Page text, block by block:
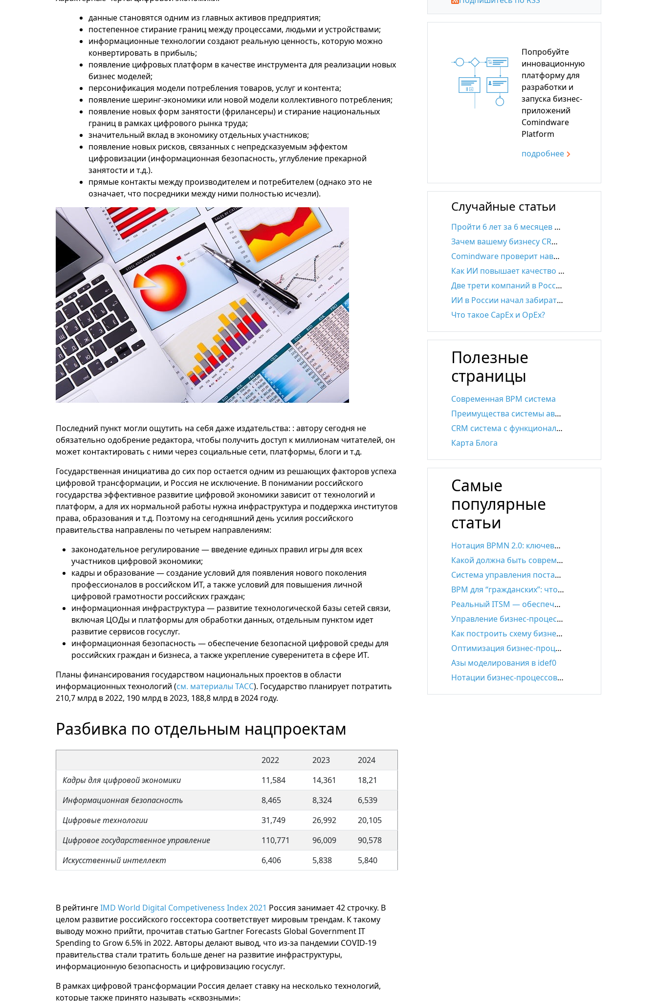
данные становятся одним из главных активов предприятия;
постепенное стирание границ между процессами, людьми и устройствами;
информационные технологии создают реальную ценность, которую можно
конвертировать в прибыль;
появление цифровых платформ в качестве инструмента для реализации новых
бизнес моделей;
персонификация модели потребления товаров, услуг и контента;
появление шеринг-экономики или новой модели коллективного потребления;
появление новых форм занятости (фрилансеры) и стирание национальных
границ в рамках цифрового рынка труда;
значительный вклад в экономику отдельных участников;
появление новых рисков, связанных с непредсказуемым эффектом
цифровизации (информационная безопасность, углубление прекарной
занятости и т.д.).
прямые контакты между производителем и потребителем (однако это не
означает, что посредники между ними полностью исчезли).
Последний пункт могли ощутить на себя даже издательства: : автору сегодня не
обязательно одобрение редактора, чтобы получить доступ к миллионам читателей, он
может контактировать с ними через социальные сети, платформы, блоги и т.д.
Государственная инициатива до сих пор остается одним из решающих факторов успеха
цифровой трансформации, и Россия не исключение. В понимании российского
государства эффективное развитие цифровой экономики зависит от технологий и
платформ, а для их нормальной работы нужна инфраструктура и поддержка институтов
права, образования и т.д. Поэтому на сегодняшний день усилия российского
правительства направлены по четырем направлениям:
законодательное регулирование— введение единых правил игры для всех
участников цифровой экономики;
кадры и образование— создание условий для появления нового поколения
профессионалов в российском ИТ, а также условий для повышения личной
цифровой грамотности российских граждан;
информационная инфраструктура — развитие технологической базы сетей связи,
включая ЦОДы и платформы для обработки данных, отдельным пунктом идет
развитие сервисов госуслуг.
информационная безопасность — обеспечение безопасной цифровой среды для
российских граждан и бизнеса, а также укрепление суверенитета в сфере ИТ.
Планы финансирования государством национальных проектов в области
информационных технологий (см. материалы ТАСС). Государство планирует потратить
210,7 млрд в 2022, 190 млрд в 2023, 188,8 млрд в 2024 году.
Разбивка по отдельным нацпроектам
2022 2023
2024
Кадры для цифровой экономики
11,584 14,361
18,21
Информационная безопасность
8,465 8,324
6,539
Цифровые технологии
31,749 26,992
20,105
Цифровое государственное управление
110,771 96,009
90,578
Искусственный интеллект
6,406 5,838 5,840
В рейтингеIMD World Digital Competiveness Index 2021 Россия занимает 42 строчку. В
целом развитие российского госсектора соответствует мировым трендам. К такому
выводу можно прийти, прочитав статью Gartner Forecasts Global Government IT
Spending to Grow 6.5% in 2022. Авторы делают вывод, что из-за пандемии COVID-19
правительства стали тратить больше денег на развитие инфраструктуры,
информационную безопасность и цифровизацию госуслуг.
В рамках цифровой трансформации Россия делает ставку на несколько технологий,
которые также принято называть «сквозными»:
Попробуйте
инновационную
платформу для
разработки и
запуска бизнес-
приложений
Comindware
Platform
подробнee
Случайные статьи
Пройти 6 лет за 6 месяцев и сэкономить миллионы. Эксперт о потенциале платформы Comindware
Зачем вашему бизнесу CRM-система
Comindware проверит навыки будущих разработчиков Сбера и других крупных компаний
Как ИИ повышает качество продаж и превращает CRM в цифрового РОПа
Две трети компаний в России назвали дефицит кадров главным барьером для внедрения ИИ
ИИ в России начал забирать у сотрудников работу, но не всю
Что такое CapEx и OpEx?
Полезные
страницы
Современная BPM система
Преимущества системы автоматизации бизнес-процессов
CRM система с функционалом BPMS
Карта Блога
Самые
популярные
статьи
Нотация BPMN 2.0: ключевые элементы и описание
Какой должна быть современная SRM-система?
Система управления поставками и цепями поставок: задачи, функции, автоматизация, выбор решения
BPM для “гражданских”: что такое настоящий Low-code
Реальный ITSM — обеспечение эффективности ИТ-деятельности
Управление бизнес-процессами – всё, что нужно знать
Как построить схему бизнес-процесса: пошаговая инструкция
Оптимизация бизнес-процессов: основные принципы
Азы моделирования в idef0
Нотации бизнес-процессов IDEF0. EPC. BPMN.